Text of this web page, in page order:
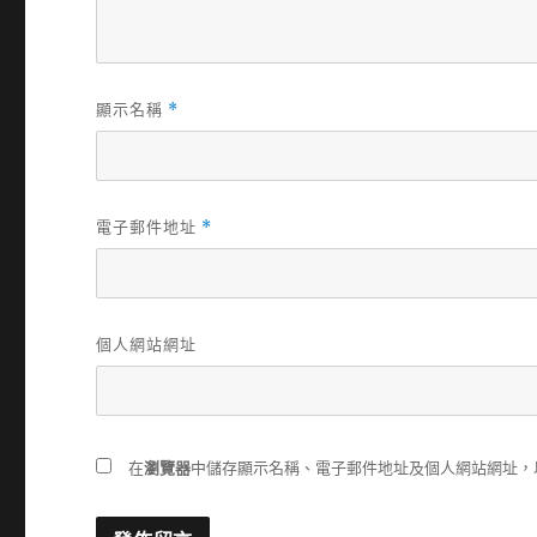
顯示名稱 *
電子郵件地址 *
個人網站網址
在瀏覽器中儲存顯示名稱、電子郵件地址及個人網站網址